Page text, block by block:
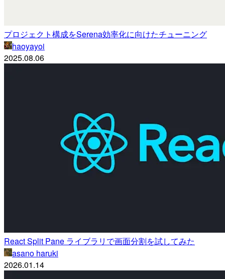
プロジェクト構成をSerena効率化に向けたチューニング
haoyayoi
2025.08.06
React Split Pane ライブラリで画面分割を試してみた
asano haruki
2026.01.14